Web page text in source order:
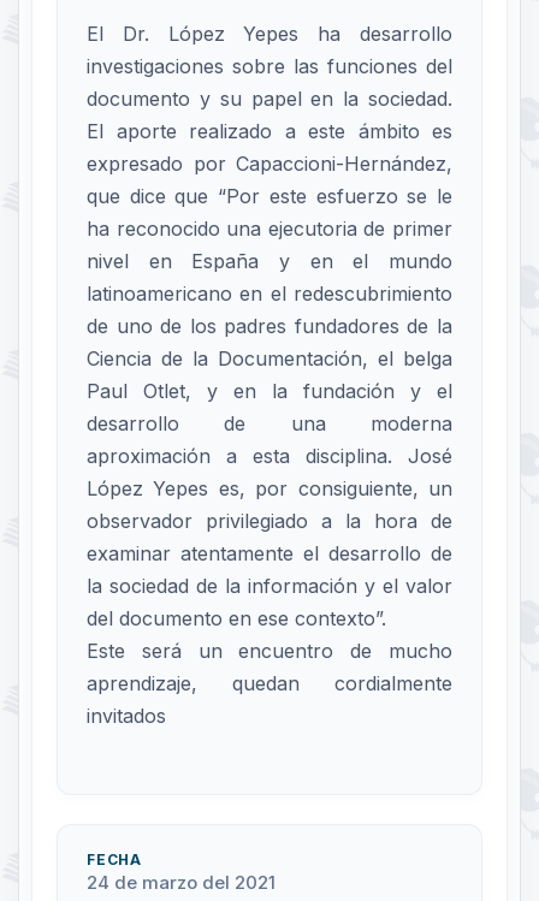
El Dr. López Yepes ha desarrollo
investigaciones sobre las funciones del
documento y su papel en la sociedad.
El aporte realizado a este ámbito es
expresado por Capaccioni-Hernández,
que dice que “Por este esfuerzo se le
ha reconocido una ejecutoria de primer
nivel en España y en el mundo
latinoamericano en el redescubrimiento
de uno de los padres fundadores de la
Ciencia de la Documentación, el belga
Paul Otlet, y en la fundación y el
desarrollo de una moderna
aproximación a esta disciplina. José
López Yepes es, por consiguiente, un
observador privilegiado a la hora de
examinar atentamente el desarrollo de
la sociedad de la información y el valor
del documento en ese contexto”.
Este será un encuentro de mucho
aprendizaje, quedan cordialmente
invitados
FECHA
24 de marzo del 2021